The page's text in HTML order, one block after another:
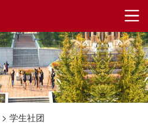
> 学生社团